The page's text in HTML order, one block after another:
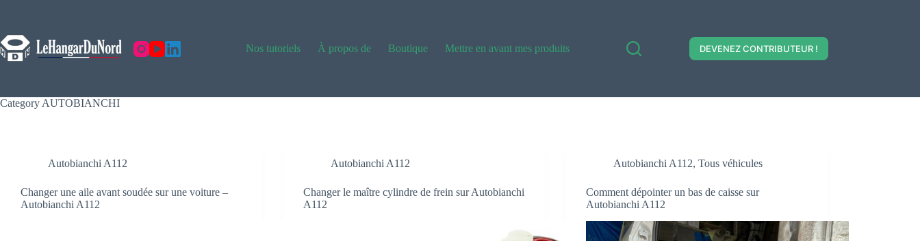
Nos tutoriels
À propos de Boutique Mettre en avant mes produits DEVENEZ CONTRIBUTEUR !
Category AUTOBIANCHI
Autobianchi A112
Changer une aile avant soudée sur une voiture –
Autobianchi A112
Autobianchi A112
Changer le maître cylindre de frein sur Autobianchi
A112
Autobianchi A112,Tous véhicules
Comment dépointer un bas de caisse sur
Autobianchi A112